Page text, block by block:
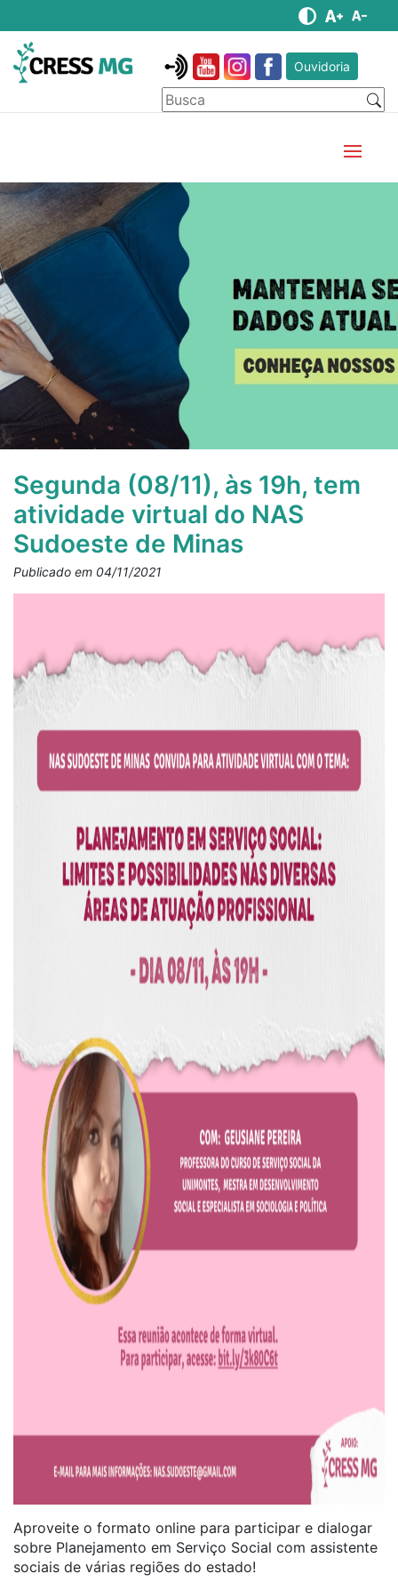
Ouvidoria
Segunda (08/11), às 19h, tem
atividade virtual do NAS
Sudoeste de Minas
Publicado em 04/11/2021
Aproveite o formato online para participar e dialogar
sobre Planejamento em Serviço Social com assistente
sociais de várias regiões do estado!